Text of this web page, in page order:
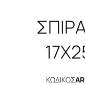
ΚΩΔΙΚΟΣ